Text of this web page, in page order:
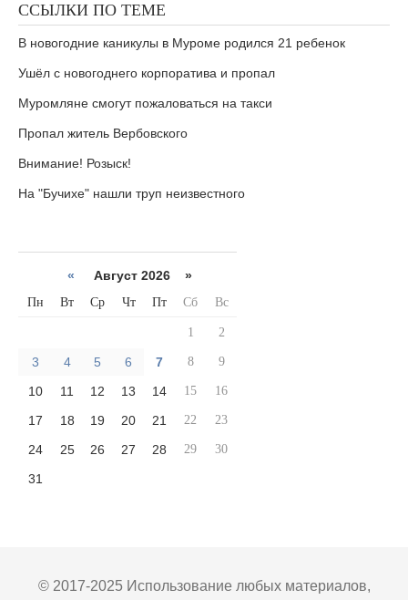
ССЫЛКИ ПО ТЕМЕ
В новогодние каникулы в Муроме родился 21 ребенок
Ушёл с новогоднего корпоратива и пропал
Муромляне смогут пожаловаться на такси
Пропал житель Вербовского
Внимание! Розыск!
На "Бучихе" нашли труп неизвестного
« Август 2026 »
Пн Вт Ср Чт Пт Сб Вс
1 2
3 4 5 6 7 8 9
10 11 12 13 14 15 16
17 18 19 20 21 22 23
24 25 26 27 28 29 30
31
© 2017-2025 Использование любых материалов,